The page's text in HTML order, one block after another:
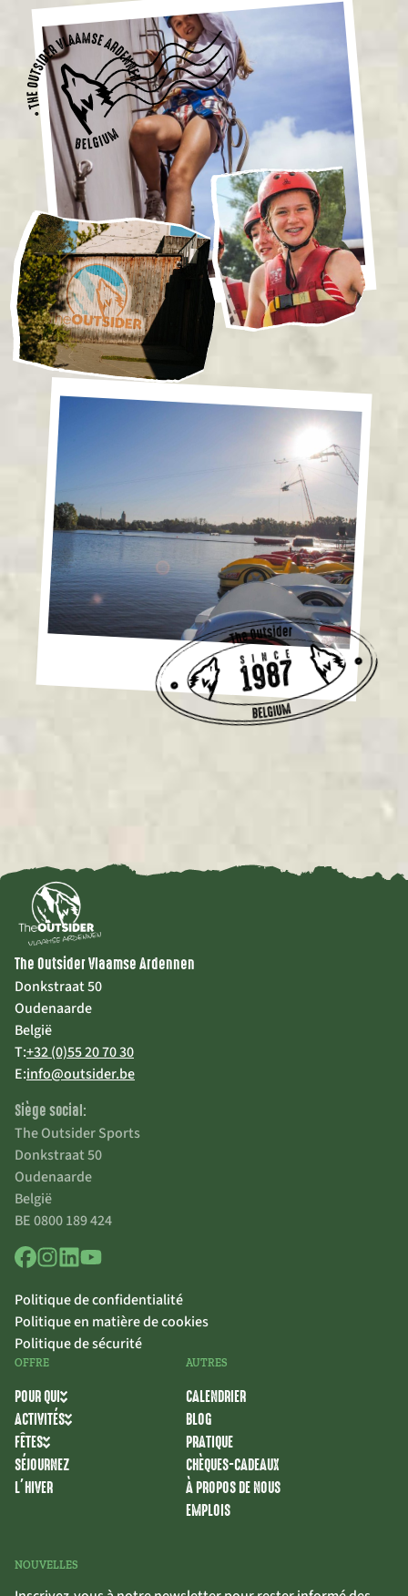
The Outsider Vlaamse Ardennen
Donkstraat 50
Oudenaarde
België
T:+32 (0)55 20 70 30
E:info@outsider.be
Siège social:
The Outsider Sports
Donkstraat 50
Oudenaarde
België
BE 0800 189 424
Politique de confidentialité
Politique en matière de cookies
Politique de sécurité
OFFRE
POUR QUI
ACTIVITÉS
FÊTES
SÉJOURNEZ
L’HIVER
AUTRES
CALENDRIER
BLOG
PRATIQUE
CHÈQUES-CADEAUX
À PROPOS DE NOUS
EMPLOIS
NOUVELLES